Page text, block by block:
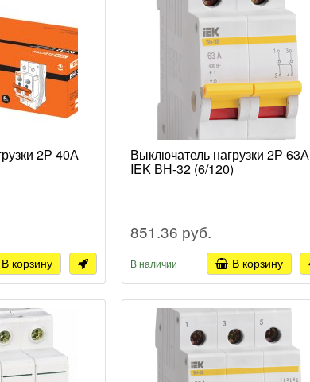
2Р 40А
В корзину
Выключатель нагрузки 2Р 63А
IEK ВН-32 (6/120)
851.36 руб.
В наличии В корзину